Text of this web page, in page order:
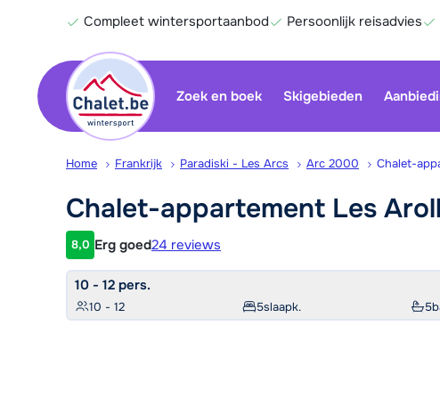
Compleet wintersportaanbod Persoonlijk reisadvies
Zoek en boek Skigebieden
Home Frankrijk Paradiski - Les Arcs Arc 2000 Chalet-
Chalet-appartement Les
Klantwaardering
8,0 Erg goed24 reviews
10 - 12 pers.
10 - 12 5slaapk. 5